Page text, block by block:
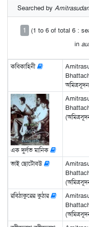
Searched by
1
(1 to 6 of total 6 :
in
কবিকাহিনী
অমিত্রসূদন
এক দুর্লভ মানিক
ভাই ছোটোবউ
রবিঠাকুরের কুঠার